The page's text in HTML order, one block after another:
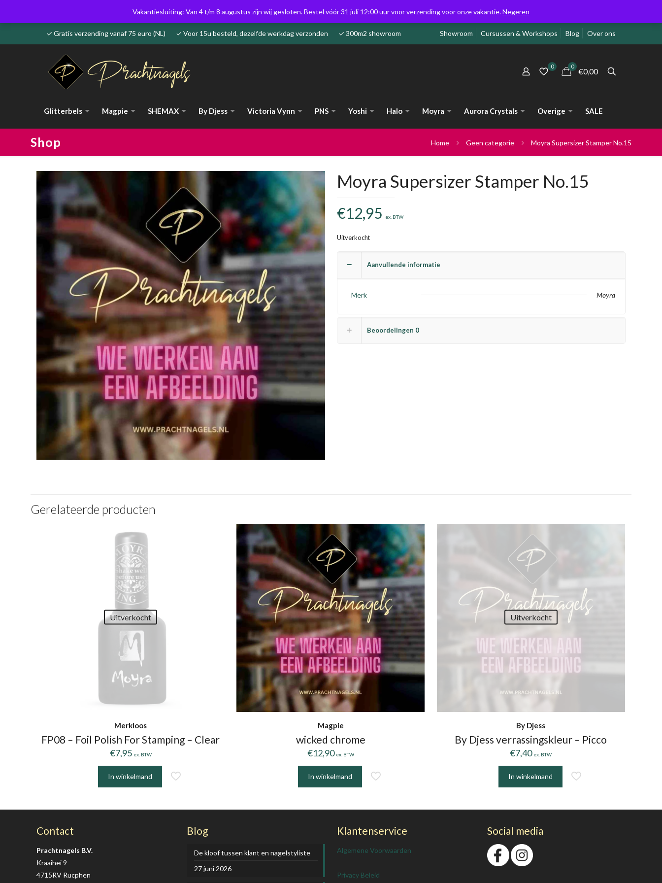
✓ Gratis verzending vanaf 75 euro (NL) ✓ Voor 15u besteld, dezelfde werkdag verzonden ✓ 300m2 showroom Showroom Cursussen & Workshops Blog Over ons
0 0
€0,00
Glitterbels Magpie SHEMAX By Djess Victoria Vynn PNS Yoshi Halo Moyra Aurora Crystals Overige SALE
Shop Home Geen categorie Moyra Supersizer Stamper No.15
Moyra Supersizer Stamper No.15
€12,95 ex. BTW
Uitverkocht
Aanvullende informatie
Merk Moyra
Beoordelingen 0
Gerelateerde producten
Uitverkocht
Merkloos
FP08 – Foil Polish For Stamping – Clear
€7,95 ex. BTW
In winkelmand
Magpie
wicked chrome
€12,90 ex. BTW
In winkelmand
Uitverkocht
By Djess
By Djess verrassingskleur – Picco
€7,40 ex. BTW
In winkelmand
Contact
Prachtnagels B.V.
Kraaihei 9
4715RV Rucphen
Blog
De kloof tussen klant en nagelstyliste
27 juni 2026
Klantenservice
Algemene Voorwaarden
Privacy Beleid
Social media
Vakantiesluiting: Van 4 t/m 8 augustus zijn wij gesloten. Bestel vóór 31 juli 12:00 uur voor verzending voor onze vakantie.Negeren